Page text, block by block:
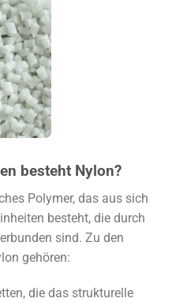
besteht Nylon?
Polymer, das aus sich
besteht, die durch
sind. Zu den
gehören:
die das strukturelle